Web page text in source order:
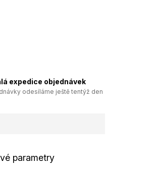
expedice objednávek
odesíláme ještě tentýž den
parametry